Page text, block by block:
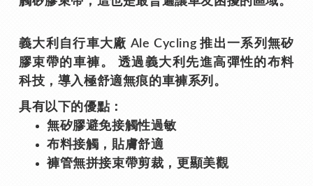
義大利自行車大廠 Ale Cycling 推出一系列無矽
膠束帶的車褲。 透過義大利先進高彈性的布料
科技，導入極舒適無痕的車褲系列。
具有以下的優點：
無矽膠避免接觸性過敏
布料接觸，貼膚舒適
褲管無拼接束帶剪裁，更顯美觀